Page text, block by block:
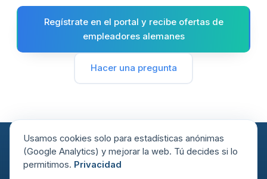
Regístrate en el portal y recibe ofertas de
empleadores alemanes
Hacer una pregunta
Sello RAL Reclutamiento
Usamos cookies solo para estadísticas anónimas
(Google Analytics) y mejorar la web. Tú decides si lo
permitimos. Privacidad